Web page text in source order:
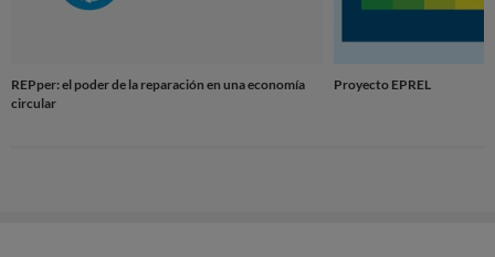
REPper: el poder de la reparación en una economía
circular
Proyecto EPREL